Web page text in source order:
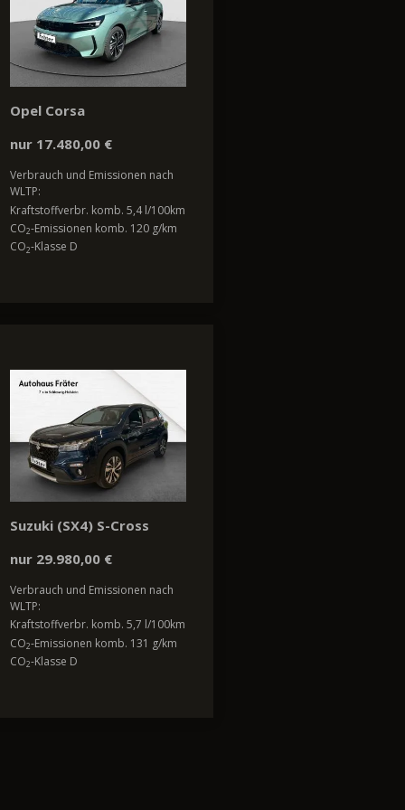
Opel Corsa
nur 17.480,00 €
Verbrauch und Emissionen nach
WLTP:
Kraftstoffverbr. komb. 5,4 l/100km
CO2-Emissionen komb. 120 g/km
CO2-Klasse D
Suzuki (SX4) S-Cross
nur 29.980,00 €
Verbrauch und Emissionen nach
WLTP:
Kraftstoffverbr. komb. 5,7 l/100km
CO2-Emissionen komb. 131 g/km
CO2-Klasse D